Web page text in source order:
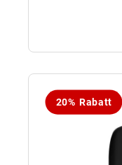
20% Rabatt